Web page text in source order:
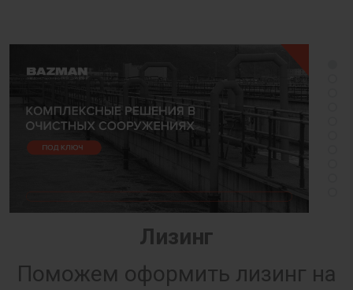
Лизинг
Поможем оформить лизинг на